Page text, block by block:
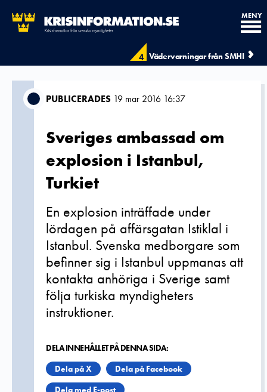
4 Vädervarningar från SMHI
MENY
PUBLICERADES 19 mar 2016 16:37
Sveriges ambassad om
explosion i Istanbul,
Turkiet
En explosion inträffade under
lördagen på affärsgatan Istiklal i
Istanbul. Svenska medborgare som
befinner sig i Istanbul uppmanas att
kontakta anhöriga i Sverige samt
följa turkiska myndigheters
instruktioner.
DELA INNEHÅLLET PÅ DENNA SIDA:
Dela på X
Dela på Facebook
Dela med E-post